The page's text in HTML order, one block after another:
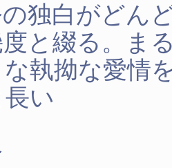
独白がどん
と綴る。ま
執拗な愛情
い